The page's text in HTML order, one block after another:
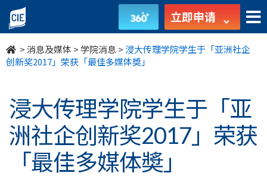
浸
大
传
学
院
立即申请
>消息及媒体 >学院消息 > 浸大传理学院学生于「亚洲社企
创新奖2017」荣获「最佳多媒体奬」
浸大传理学院学生于「亚
洲社企创新奖2017」荣获
「最佳多媒体奬」